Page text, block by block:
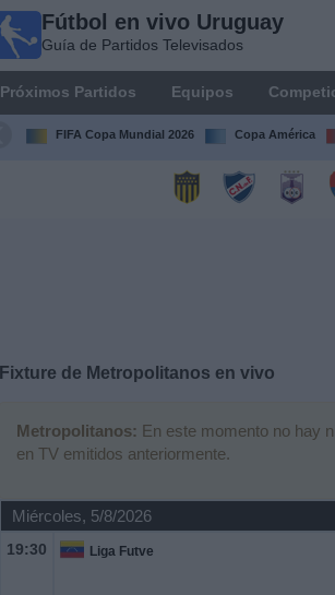
Fútbol en vivo Uruguay
Guía de Partidos Televisados
Próximos Partidos Equipos
FIFA Copa Mundial 2026 Copa América
Fixture de Metropolitanos en vivo
Metropolitanos: En este momento no hay
en TV emitidos anteriormente.
Miércoles, 5/8/2026
19:30 Liga Futve